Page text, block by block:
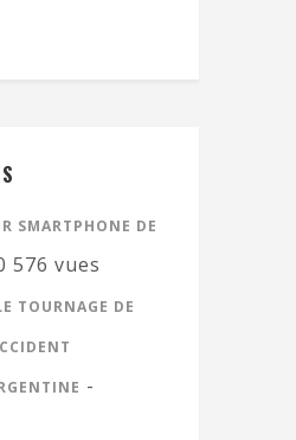
SMARTPHONE DE
576 vues
TOURNAGE DE
-